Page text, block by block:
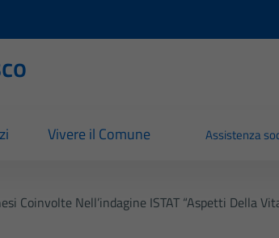
Vivere il Comune Assistenza
Coinvolte Nell’indagine ISTAT “Aspetti Della